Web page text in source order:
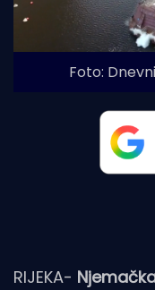
Foto:
RIJEKA-